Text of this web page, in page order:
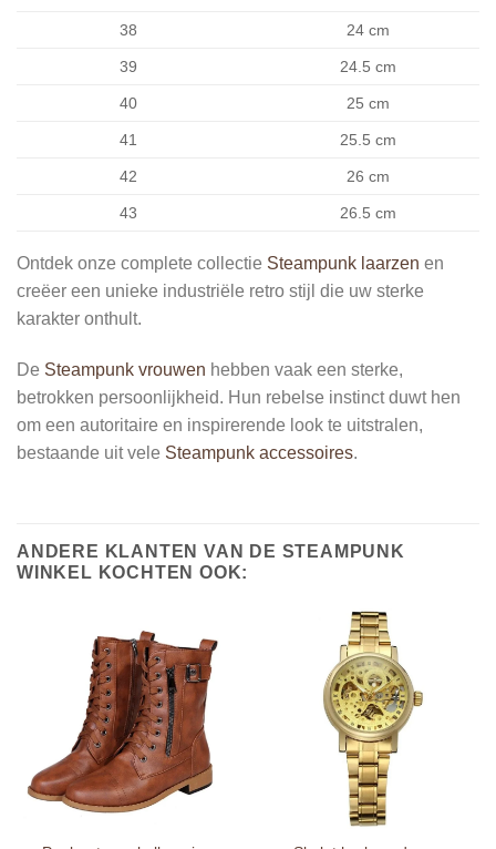
38 24 cm
39 24.5 cm
40 25 cm
41 25.5 cm
42 26 cm
43 26.5 cm
Ontdek onze complete collectie Steampunk laarzen en
creëer een unieke industriële retro stijl die uw sterke
karakter onthult.
De Steampunk vrouwen hebben vaak een sterke,
betrokken persoonlijkheid. Hun rebelse instinct duwt hen
om een autoritaire en inspirerende look te uitstralen,
bestaande uit vele Steampunk accessoires.
ANDERE KLANTEN VAN DE STEAMPUNK
WINKEL KOCHTEN OOK: